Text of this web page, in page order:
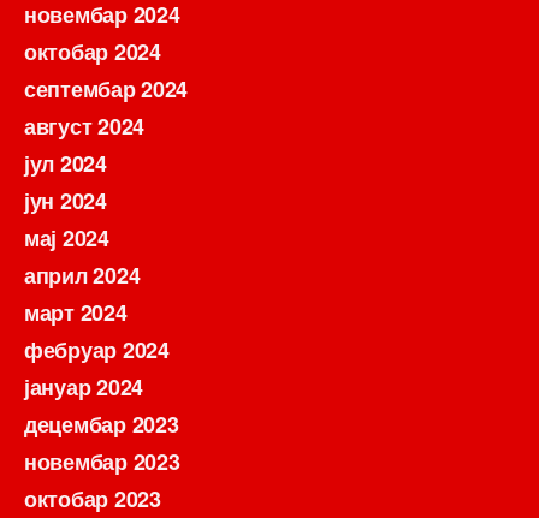
новембар 2024
октобар 2024
септембар 2024
август 2024
јул 2024
јун 2024
мај 2024
април 2024
март 2024
фебруар 2024
јануар 2024
децембар 2023
новембар 2023
октобар 2023